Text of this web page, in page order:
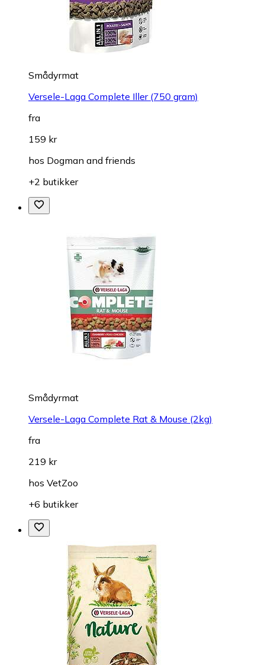
Smådyrmat
Versele-Laga Complete Iller (750 gram)
fra
159 kr
hos Dogman and friends
+2 butikker
Smådyrmat
Versele-Laga Complete Rat & Mouse (2kg)
fra
219 kr
hos VetZoo
+6 butikker